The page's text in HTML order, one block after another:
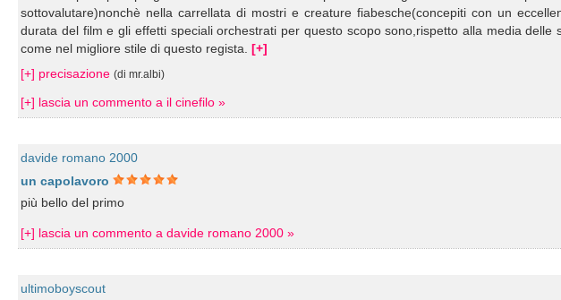
sottovalutare)nonchè nella carrellata di mostri e creature fiabesche(concepiti con un
durata del film e gli effetti speciali orchestrati per questo scopo sono,rispetto alla media delle
come nel migliore stile di questo regista.[+]
[+] precisazione (di mr.albi)
[+] lascia un commento a il cinefilo »
davide romano 2000
un capolavoro
più bello del primo
[+] lascia un commento a davide romano 2000 »
ultimoboyscout